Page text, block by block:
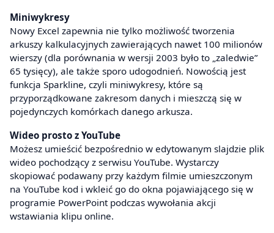
Miniwykresy
Nowy Excel zapewnia nie tylko możliwość tworzenia
arkuszy kalkulacyjnych zawierających nawet 100 milionów
wierszy (dla porównania w wersji 2003 było to „zaledwie”
65 tysięcy), ale także sporo udogodnień. Nowością jest
funkcja Sparkline, czyli miniwykresy, które są
przyporządkowane zakresom danych i mieszczą się w
pojedynczych komórkach danego arkusza.
Wideo prosto z YouTube
Możesz umieścić bezpośrednio w edytowanym slajdzie plik
wideo pochodzący z serwisu YouTube. Wystarczy
skopiować podawany przy każdym filmie umieszczonym
na YouTube kod i wkleić go do okna pojawiającego się w
programie PowerPoint podczas wywołania akcji
wstawiania klipu online.